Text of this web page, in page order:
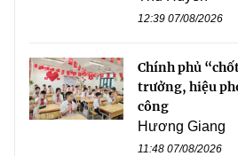
12:39 07/08/2026
Chính phủ
trưởng, hiệu
công
Hương Giang
11:48 07/08/2026